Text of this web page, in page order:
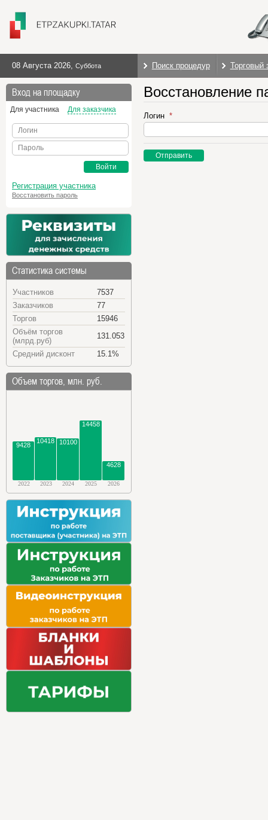
08 Августа 2026, Суббота Поиск процедур Торговый
Вход на площадку
Для участника Для заказчика
Логин
Пароль
Войти
Регистрация участника
Восстановить пароль
Статистика системы
Участников
7537
Заказчиков
77
Торгов
15946
Объём торгов
(млрд.руб)
131.053
Средний дисконт
15.1%
Объем торгов, млн. руб.
9428
10418 10100
14458
4628
2022 2023 2024 2025 2026
Восстановление
Логин
Отправить